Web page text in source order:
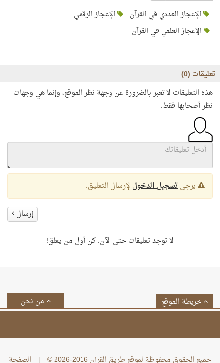
الإعجاز العددي في القرآن
الإعجاز الرقمي
الإعجاز العلمي في القرآن
تعليقات (0
)
هذه التعليقات لا تعبر بالضرورة عن وجهة نظر الموقع، وإنما هي وجهات
نظر أصحابها فقط.
يرجىتسجيل الدخول لإرسال التعليق.
إرسال
لا توجد تعليقات حتى الآن. كن أول من يعلق!
من نحن خريطة الموقع
جميع الحقوق محفوظة لموقع طريق القرآن 2016-2026 © | الصفحة